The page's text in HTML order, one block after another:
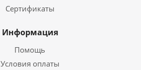
Сертификаты
Информация
Помощь
Условия оплаты